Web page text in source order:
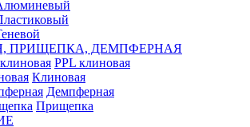
ПРИЩЕПКА, ДЕМПФЕРНАЯ
PPL клиновая
Клиновая
Демпферная
Прищепка